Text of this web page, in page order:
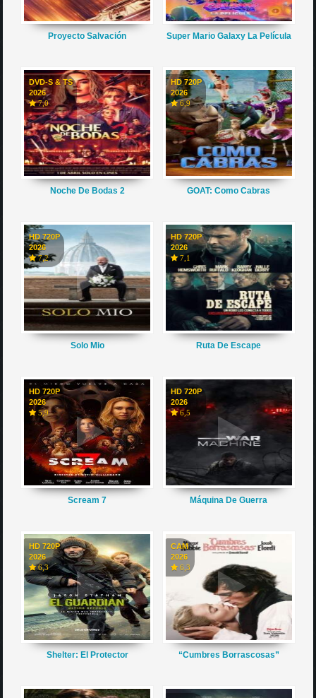
Proyecto Salvación Super Mario Galaxy La Película
DVD-S & TS
2026
7,0
Noche De Bodas 2
HD 720P
2026
6,9
GOAT: Como Cabras
HD 720P
2026
7,2
Solo Mio
HD 720P
2026
7,1
Ruta De Escape
HD 720P
2026
5,9
Scream 7
HD 720P
2026
6,5
Máquina De Guerra
HD 720P
2026
6,3
Shelter: El Protector
CAM
2026
6,3
“Cumbres Borrascosas”